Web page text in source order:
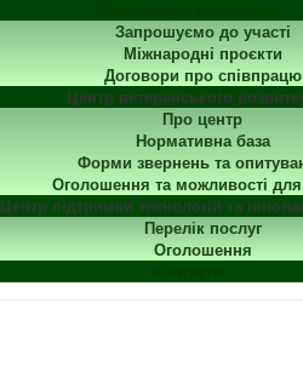
Запрошуємо до участі
Міжнародні проєкти
Договори про співпрацю
Центр ветеранського
Про центр
Нормативна база
Форми звернень та
Оголошення та можливості для
Центр підтримки технологій та
Перелік послуг
Оголошення